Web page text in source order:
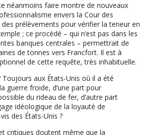
néanmoins faire montre de nouveaux
envers la Cour des
prélèvements pour vérifier la teneur en
; ce procédé – qui n’est pas dans les
banques centrales – permettrait de
de tonnes vers Francfort. Il est à
de cette requête, très inhabituelle.
Toujours aux États-Unis où il a été
guerre froide, d’une part pour
du rideau de fer, d’autre part
idéologique de la loyauté de
des États-Unis ?
critiques doutent même que la